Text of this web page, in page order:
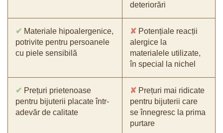
deteriorări
✔ Materiale hipoalergenice,
potrivite pentru persoanele
cu piele sensibilă
✘ Potențiale reacții
alergice la
materialele utilizate,
în special la nichel
✔ Prețuri prietenoase
pentru bijuterii placate într-
adevăr de calitate
✘ Prețuri mai ridicate
pentru bijuterii care
se înnegresc la prima
purtare